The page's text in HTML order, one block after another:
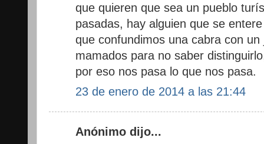
que quieren que sea un pueblo
pasadas, hay alguien que se
que confundimos una cabra con
mamados para no saber
por eso nos pasa lo que nos pasa.
23 de enero de 2014 a las 21:44
Anónimo dijo...